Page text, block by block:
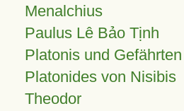
Menalchius
Paulus Lê Bảo Tịnh
Platonis und Gefährten
Platonides von Nisibis
Theodor